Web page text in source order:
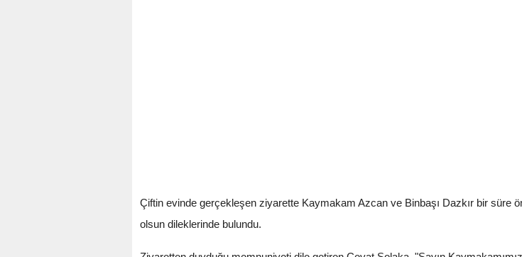
Çiftin evinde gerçekleşen ziyarette Kaymakam Azcan ve Binbaşı Dazkır bir süre
olsun dileklerinde bulundu.